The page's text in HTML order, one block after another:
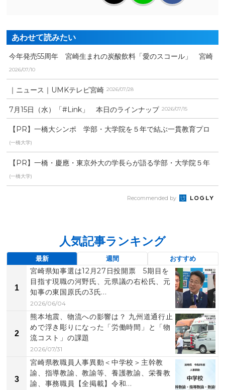
あわせて読みたい
今年発売55周年 宮崎生まれの炭酸飲料「愛のスコール」 宮崎
空港に期間限定ショッ...
2026/07/10
｜ニュース｜UMKテレビ宮崎 2026/07/28
7月15日（水）「#Link」 本日のラインナップ 2026/07/15
【PR】一橋大シンポ 学部・大学院を５年で結ぶ一貫教育プロ
グラム
(一橋大学)
【PR】一橋・慶應・東京外大の学長らが語る学部・大学院５年
一貫教育
(一橋大学)
Recommended by
人気記事ランキング
最新 週間 おすすめ
1
宮崎県知事選は12月27日投開票 5期目を
目指す現職の河野氏、元県議の右松氏、元
知事の東国原氏の3氏...
2026/06/04
2
熊本地震、物流への影響は？ 九州道通行止
めで浮き彫りになった「労働時間」と「物
流コスト」の課題
2026/07/31
3
宮崎県教職員人事異動＜中学校＞主幹教
諭、指導教諭、教諭等、養護教諭、栄養教
諭、事務職員【全掲載】令和...